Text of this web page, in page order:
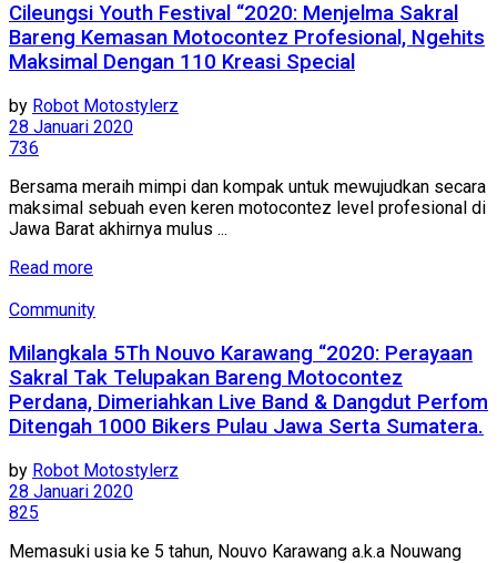
Cileungsi Youth Festival “2020: Menjelma Sakral
Bareng Kemasan Motocontez Profesional, Ngehits
Maksimal Dengan 110 Kreasi Special
by Robot Motostylerz
28 Januari 2020
736
Bersama meraih mimpi dan kompak untuk mewujudkan secara
maksimal sebuah even keren motocontez level profesional di
Jawa Barat akhirnya mulus ...
Read more
Community
Milangkala 5Th Nouvo Karawang “2020: Perayaan
Sakral Tak Telupakan Bareng Motocontez
Perdana, Dimeriahkan Live Band & Dangdut Perfom
Ditengah 1000 Bikers Pulau Jawa Serta Sumatera.
by Robot Motostylerz
28 Januari 2020
825
Memasuki usia ke 5 tahun, Nouvo Karawang a.k.a Nouwang